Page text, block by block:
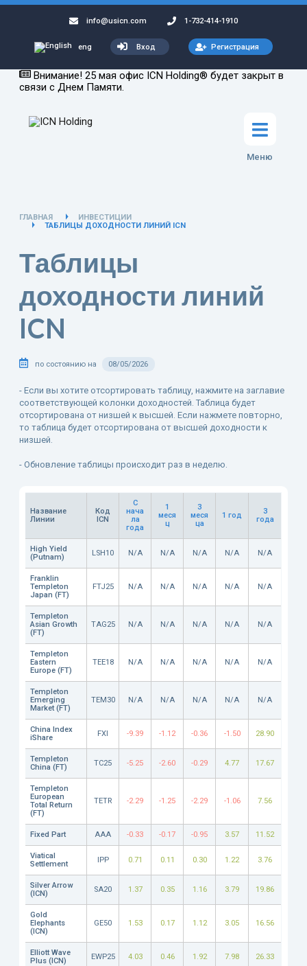
info@usicn.com 1-732-414-1910
eng Вход Регистрация
Внимание! 25 мая офис ICN Holding® будет закрыт в
связи с Днем Памяти.
Меню
ГЛАВНАЯ
ИНВЕСТИЦИИ
ТАБЛИЦЫ ДОХОДНОСТИ ЛИНИЙ ICN
Таблицы
доходности линий
ICN
по состоянию на 08/05/2026
- Если вы хотите отсортировать таблицу, нажмите на заглавие
соответствующей колонки доходностей. Таблица будет
отсортирована от низшей к высшей. Если нажмете повторно,
то таблица будет отсортирована от высшей доходности к
низшей.
- Обновление таблицы происходит раз в неделю.
Название
Линии
Код
ICN
C
нача
ла
года
1
меся
ц
3
меся
ца
1 год
3
года
High Yield
(Putnam)
LSH10 N/A N/A N/A N/A N/A
Franklin
Templeton
Japan (FT)
FTJ25 N/A N/A N/A N/A N/A
Templeton
Asian Growth
(FT)
TAG25 N/A N/A N/A N/A N/A
Templeton
Eastern
Europe (FT)
TEE18 N/A N/A N/A N/A N/A
Templeton
Emerging
Market (FT)
TEM30 N/A N/A N/A N/A N/A
China Index
iShare
FXI -9.39 -1.12 -0.36 -1.50 28.90
Templeton
China (FT)
TC25 -5.25 -2.60 -0.29 4.77 17.67
Templeton
European
Total Return
(FT)
TETR -2.29 -1.25 -2.29 -1.06 7.56
Fixed Part AAA -0.33 -0.17 -0.95 3.57 11.52
Viatical
Settlement
IPP 0.71 0.11 0.30 1.22 3.76
Silver Arrow
(ICN)
SA20 1.37 0.35 1.16 3.79 19.86
Gold
Elephants
(ICN)
GE50 1.53 0.17 1.12 3.05 16.56
Elliott Wave
Plus (ICN)
EWP25 4.03 0.46 1.92 7.98 26.33